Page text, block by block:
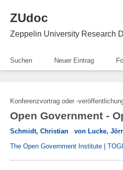
ZUdoc
Zeppelin University Research
Suchen Neuer Eintrag
Konferenzvortrag oder -
Open Government -
Schmidt, Christian von Lucke,
The Open Government Institute | TOGI